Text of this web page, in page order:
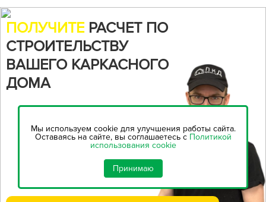
ПОЛУЧИТЕ РАСЧЕТ ПО
СТРОИТЕЛЬСТВУ
ВАШЕГО КАРКАСНОГО
ДОМА
Воспользуйтесь нашим
онлайн-калькулятором,
рассчитать стоимость
Мы используем cookie для улучшения работы сайта.
Оставаясь на сайте, вы соглашаетесь с Политикой
использования cookie
Принимаю